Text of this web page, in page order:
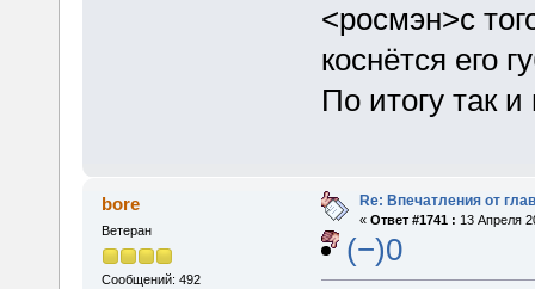
<росмэн>с
коснётся его
По итогу так
bore
Ветеран
Сообщений: 492
Re: Впечатления от
« Ответ #1741 : 13 Апреля
(−)0